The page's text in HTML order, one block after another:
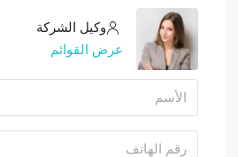
وكيل الشركة
عرض القوائم